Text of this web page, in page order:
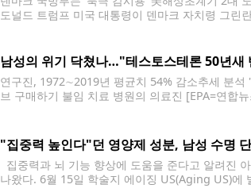
도널드 트럼프 미국 대통령이 덴마크 자치령 그린
남성의 위기 닥쳤나…"테스토스테론 50년새
연구진, 1972∼2019년 평균치 54% 감소추세 분석
브 구매하기 불임 치료 병원의 의료진 [EPA=연합
"집중력 높인다"던 영양제 성분, 남성 수명
집중력과 뇌 기능 향상에 도움을 준다고 알려진
나왔다. 6월 15일 학술지 에이징 US(Aging US)에